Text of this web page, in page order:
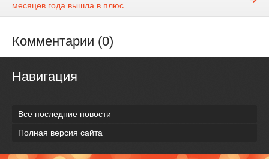
месяцев года вышла в плюс
Комментарии (0)
Навигация
Все последние новости
Полная версия сайта